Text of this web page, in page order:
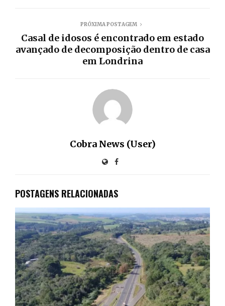
PRÓXIMA POSTAGEM
Casal de idosos é encontrado em estado
avançado de decomposição dentro de casa
em Londrina
Cobra News (User)
POSTAGENS RELACIONADAS